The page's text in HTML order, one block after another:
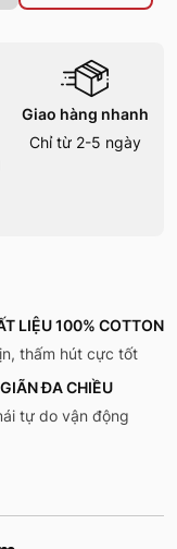
Giao hàng nhanh
Chỉ từ 2-5 ngày
LIỆU 100% COTTON
thấm hút cực tốt
ĐA CHIỀU
tự do vận động